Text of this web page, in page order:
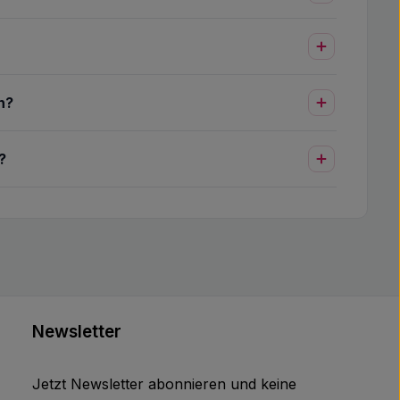
Newsletter
Jetzt Newsletter abonnieren und keine